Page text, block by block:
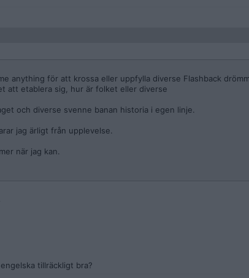
anything för att krossa eller uppfylla diverse Flashback
att etablera sig, hur är folket eller diverse
och diverse svenne banan historia i egen linje.
jag ärligt från upplevelse.
när jag kan.
tillräckligt bra?